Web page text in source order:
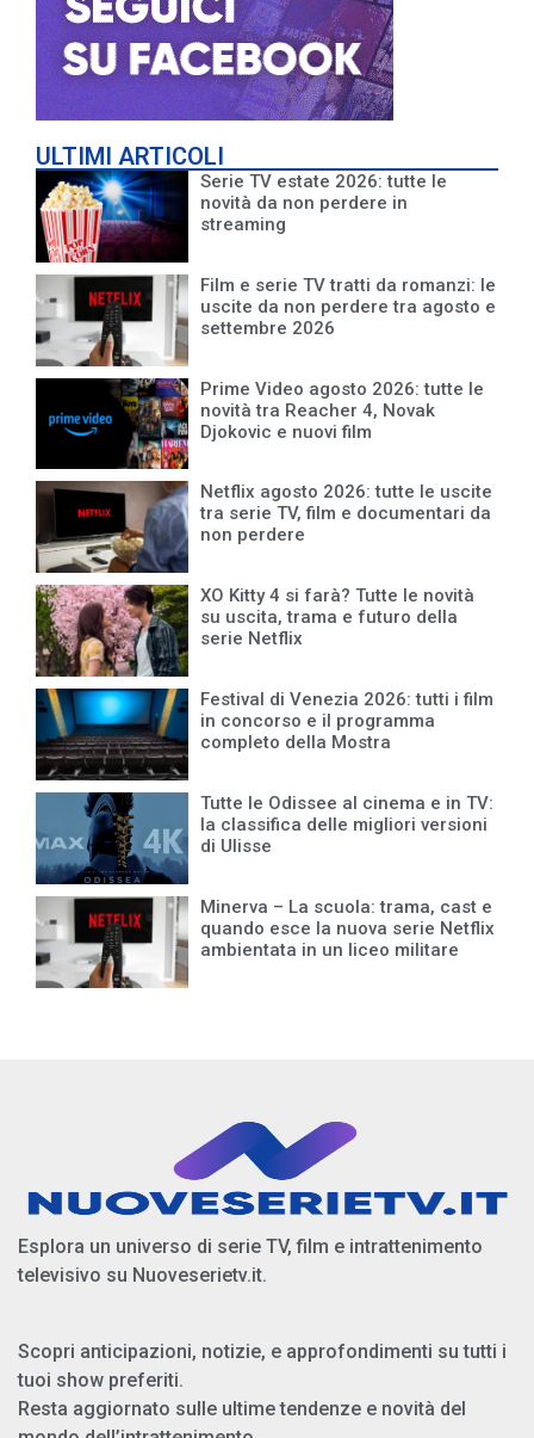
ULTIMI ARTICOLI
Serie TV estate 2026: tutte le
novità da non perdere in
streaming
Film e serie TV tratti da romanzi: le
uscite da non perdere tra agosto e
settembre 2026
Prime Video agosto 2026: tutte le
novità tra Reacher 4, Novak
Djokovic e nuovi film
Netflix agosto 2026: tutte le uscite
tra serie TV, film e documentari da
non perdere
XO Kitty 4 si farà? Tutte le novità
su uscita, trama e futuro della
serie Netflix
Festival di Venezia 2026: tutti i film
in concorso e il programma
completo della Mostra
Tutte le Odissee al cinema e in TV:
la classifica delle migliori versioni
di Ulisse
Minerva – La scuola: trama, cast e
quando esce la nuova serie Netflix
ambientata in un liceo militare
Esplora un universo di serie TV, film e intrattenimento
televisivo su Nuoveserietv.it.
Scopri anticipazioni, notizie, e approfondimenti su tutti i
tuoi show preferiti.
Resta aggiornato sulle ultime tendenze e novità del